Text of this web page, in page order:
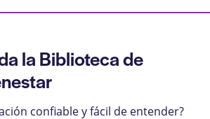
la Biblioteca de
confiable y fácil de entender?